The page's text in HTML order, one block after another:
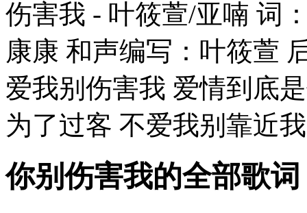
伤害我 - 叶筱萱/亚喃 词
康康 和声编写：叶筱萱
爱我别伤害我 爱情到底
为了过客 不爱我别靠近
你别伤害我的全部歌词